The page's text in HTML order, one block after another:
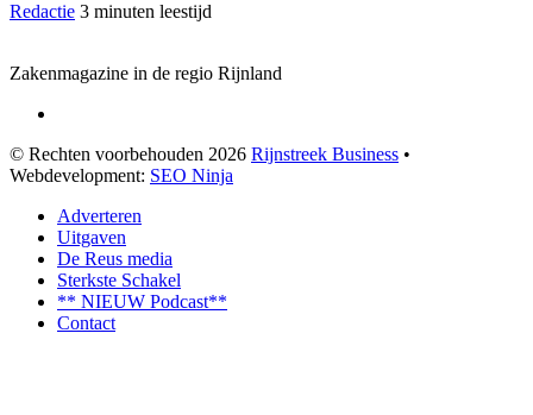
Redactie 3 minuten leestijd
Zakenmagazine in de regio Rijnland
© Rechten voorbehouden 2026 Rijnstreek Business •
Webdevelopment: SEO Ninja
Adverteren
Uitgaven
De Reus media
Sterkste Schakel
** NIEUW Podcast**
Contact